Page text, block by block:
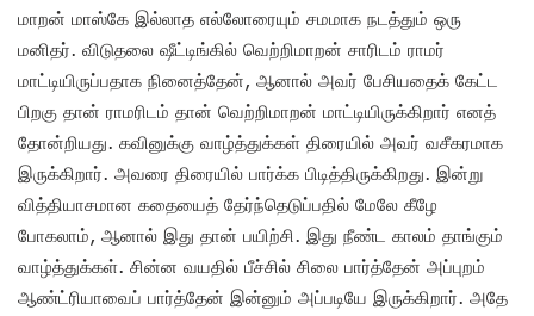
மாறன் மாஸ்கே இல்லாத எல்லோரையும் சமமாக நடத்தும் ஒரு
மனிதர். விடுதலை ஷீட்டிங்கில் வெற்றிமாறன் சாரிடம் ராமர்
மாட்டியிருப்பதாக நினைத்தேன், ஆனால் அவர் பேசியதைக் கேட்ட
பிறகு தான் ராமரிடம் தான் வெற்றிமாறன் மாட்டியிருக்கிறார் எனத்
தோன்றியது. கவினுக்கு வாழ்த்துக்கள் திரையில் அவர் வசீகரமாக
இருக்கிறார். அவரை திரையில் பார்க்க பிடித்திருக்கிறது. இன்று
வித்தியாசமான கதையைத் தேர்ந்தெடுப்பதில் மேலே கீழே
போகலாம், ஆனால் இது தான் பயிற்சி. இது நீண்ட காலம் தாங்கும்
வாழ்த்துக்கள். சின்ன வயதில் பீச்சில் சிலை பார்த்தேன் அப்புறம்
ஆண்ட்ரியாவைப் பார்த்தேன் இன்னும் அப்படியே இருக்கிறார். அதே